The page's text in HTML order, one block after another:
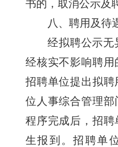
书的，取消公示及
八、聘用及待
经拟聘公示无
经核实不影响聘
招聘单位提出拟
位人事综合管理
程序完成后，招
生报到。招聘单